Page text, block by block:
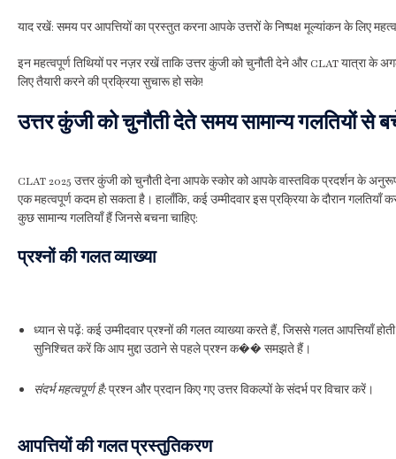
याद रखें: समय पर आपत्तियों का प्रस्तुत करना आपके उत्तरों के निष्पक्ष मूल्यांकन के लिए
इन महत्वपूर्ण तिथियों पर नज़र रखें ताकि उत्तर कुंजी को चुनौती देने और CLAT यात्रा के
लिए तैयारी करने की प्रक्रिया सुचारू हो सके!
उत्तर कुंजी को चुनौती देते समय सामान्य गलतियों से
CLAT 2025 उत्तर कुंजी को चुनौती देना आपके स्कोर को आपके वास्तविक प्रदर्शन के
एक महत्वपूर्ण कदम हो सकता है। हालाँकि, कई उम्मीदवार इस प्रक्रिया के दौरान गलतियाँ
कुछ सामान्य गलतियाँ हैं जिनसे बचना चाहिए:
प्रश्नों की गलत व्याख्या
ध्यान से पढ़ें: कई उम्मीदवार प्रश्नों की गलत व्याख्या करते हैं, जिससे गलत आपत्तियाँ
सुनिश्चित करें कि आप मुद्दा उठाने से पहले प्रश्न क�� समझते हैं।
संदर्भ महत्वपूर्ण है:प्रश्न और प्रदान किए गए उत्तर विकल्पों के संदर्भ पर विचार करें।
आपत्तियों की गलत प्रस्तुतिकरण